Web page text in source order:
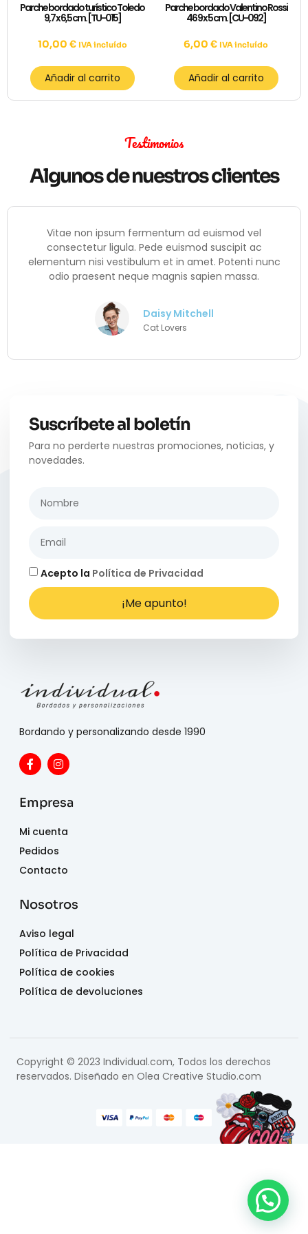
Parche bordado turístico Toledo
9,7 x 6,5 cm. [TU-015]
10,00 € IVA incluído
Añadir al carrito
Parche bordado Valentino Rossi
46 9 x 5 cm. [CU-092]
6,00 € IVA incluído
Añadir al carrito
Testimonios
Algunos de nuestros clientes
Vitae non ipsum fermentum ad euismod vel
consectetur ligula. Pede euismod suscipit ac
elementum nisi vestibulum et in amet. Potenti nunc
odio praesent neque magnis sapien massa.
Daisy Mitchell
Cat Lovers
Suscríbete al boletín
Para no perderte nuestras promociones, noticias, y
novedades.
Acepto la Política de Privacidad
¡Me apunto!
Bordando y personalizando desde 1990
Empresa
Mi cuenta
Pedidos
Contacto
Nosotros
Aviso legal
Política de Privacidad
Política de cookies
Política de devoluciones
Copyright © 2023 Individual.com, Todos los derechos
reservados. Diseñado en Olea Creative Studio.com